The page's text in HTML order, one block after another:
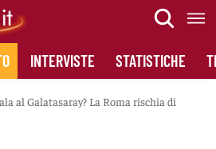
INTERVISTE STATISTICHE
al Galatasaray? La Roma rischia di